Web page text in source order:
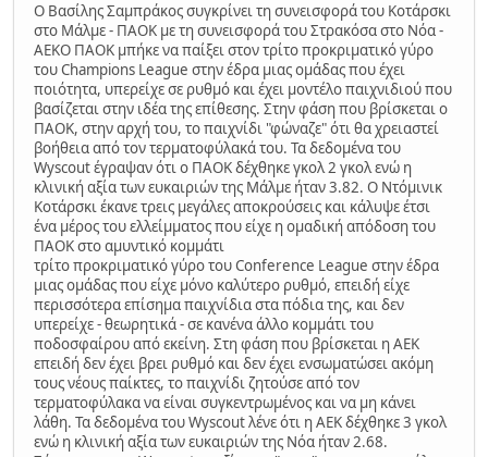
Ο Βασίλης Σαμπράκος συγκρίνει τη συνεισφορά του Κοτάρσκι
στο Μάλμε - ΠΑΟΚ με τη συνεισφορά του Στρακόσα στο Νόα -
ΑΕΚΟ ΠΑΟΚ μπήκε να παίξει στον τρίτο προκριματικό γύρο
του Champions League στην έδρα μιας ομάδας που έχει
ποιότητα, υπερείχε σε ρυθμό και έχει μοντέλο παιχνιδιού που
βασίζεται στην ιδέα της επίθεσης. Στην φάση που βρίσκεται ο
ΠΑΟΚ, στην αρχή του, το παιχνίδι "φώναζε" ότι θα χρειαστεί
βοήθεια από τον τερματοφύλακά του. Τα δεδομένα του
Wyscout έγραψαν ότι ο ΠΑΟΚ δέχθηκε γκολ 2 γκολ ενώ η
κλινική αξία των ευκαιριών της Μάλμε ήταν 3.82. Ο Ντόμινικ
Κοτάρσκι έκανε τρεις μεγάλες αποκρούσεις και κάλυψε έτσι
ένα μέρος του ελλείμματος που είχε η ομαδική απόδοση του
ΠΑΟΚ στο αμυντικό κομμάτι
τρίτο προκριματικό γύρο του Conference League στην έδρα
μιας ομάδας που είχε μόνο καλύτερο ρυθμό, επειδή είχε
περισσότερα επίσημα παιχνίδια στα πόδια της, και δεν
υπερείχε - θεωρητικά - σε κανένα άλλο κομμάτι του
ποδοσφαίρου από εκείνη. Στη φάση που βρίσκεται η ΑΕΚ
επειδή δεν έχει βρει ρυθμό και δεν έχει ενσωματώσει ακόμη
τους νέους παίκτες, το παιχνίδι ζητούσε από τον
τερματοφύλακα να είναι συγκεντρωμένος και να μη κάνει
λάθη. Τα δεδομένα του Wyscout λένε ότι η ΑΕΚ δέχθηκε 3 γκολ
ενώ η κλινική αξία των ευκαιριών της Νόα ήταν 2.68.